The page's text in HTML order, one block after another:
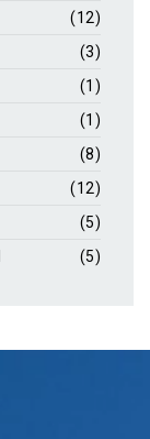
(12)
(3)
(1)
(1)
(8)
(12)
(5)
(5)